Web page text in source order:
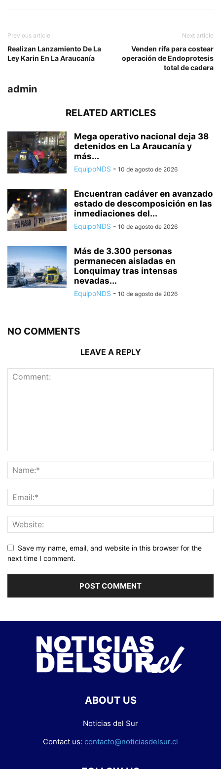
Previous article
Realizan Lanzamiento De La
Ley Karin En La Araucanía
Next article
Venden rifa para costear
operación de Endoprotesis
total de cadera
admin
RELATED ARTICLES
Mega operativo nacional deja 38
detenidos en La Araucanía y
más...
EquipoNDS - 10 de agosto de 2026
Encuentran cadáver en avanzado
estado de descomposición en las
inmediaciones del...
EquipoNDS - 10 de agosto de 2026
Más de 3.300 personas
permanecen aisladas en
Lonquimay tras intensas
nevadas...
EquipoNDS - 10 de agosto de 2026
NO COMMENTS
LEAVE A REPLY
Save my name, email, and website in this browser for the
next time I comment.
ABOUT US
Noticias del Sur
Contact us: contacto@noticiasdelsur.cl